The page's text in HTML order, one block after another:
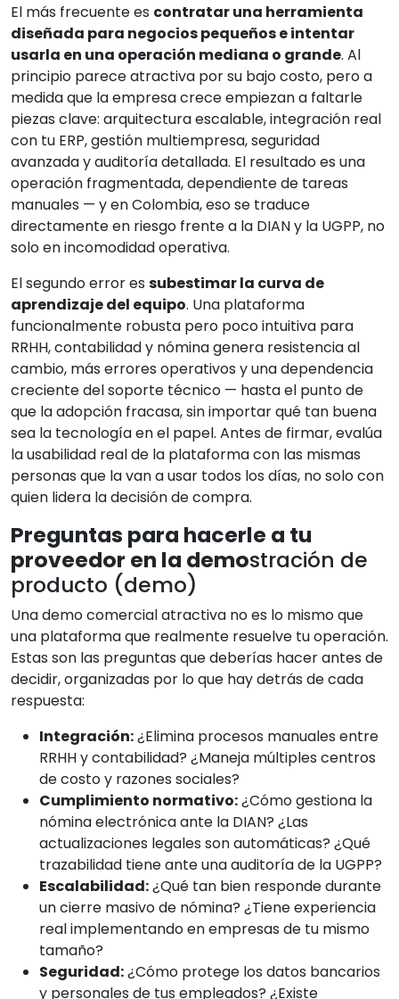
El más frecuente es contratar una herramienta
diseñada para negocios pequeños e intentar
usarla en una operación mediana o grande. Al
principio parece atractiva por su bajo costo, pero a
medida que la empresa crece empiezan a faltarle
piezas clave: arquitectura escalable, integración real
con tu ERP, gestión multiempresa, seguridad
avanzada y auditoría detallada. El resultado es una
operación fragmentada, dependiente de tareas
manuales — y en Colombia, eso se traduce
directamente en riesgo frente a la DIAN y la UGPP, no
solo en incomodidad operativa.
El segundo error es subestimar la curva de
aprendizaje del equipo. Una plataforma
funcionalmente robusta pero poco intuitiva para
RRHH, contabilidad y nómina genera resistencia al
cambio, más errores operativos y una dependencia
creciente del soporte técnico — hasta el punto de
que la adopción fracasa, sin importar qué tan buena
sea la tecnología en el papel. Antes de firmar, evalúa
la usabilidad real de la plataforma con las mismas
personas que la van a usar todos los días, no solo con
quien lidera la decisión de compra.
Preguntas para hacerle a tu
proveedor en la demostración de
producto (demo)
Una demo comercial atractiva no es lo mismo que
una plataforma que realmente resuelve tu operación.
Estas son las preguntas que deberías hacer antes de
decidir, organizadas por lo que hay detrás de cada
respuesta:
Integración:¿Elimina procesos manuales entre
RRHH y contabilidad? ¿Maneja múltiples centros
de costo y razones sociales?
Cumplimiento normativo:¿Cómo gestiona la
nómina electrónica ante la DIAN? ¿Las
actualizaciones legales son automáticas? ¿Qué
trazabilidad tiene ante una auditoría de la UGPP?
Escalabilidad:¿Qué tan bien responde durante
un cierre masivo de nómina? ¿Tiene experiencia
real implementando en empresas de tu mismo
tamaño?
Seguridad:¿Cómo protege los datos bancarios
y personales de tus empleados? ¿Existe